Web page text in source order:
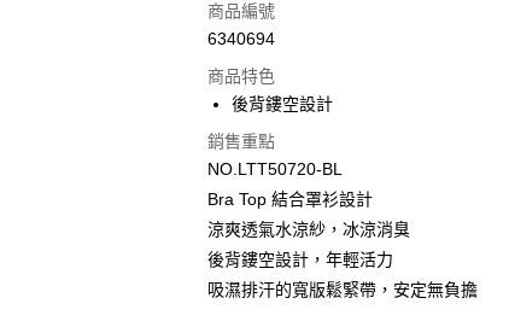
街口支付
ATM付款
全家取貨付款
每筆NT$80，滿NT$1,000(含以上)免運費
付款後全家取貨
商品編號
6340694
商品特色
後背鏤空設計
銷售重點
NO.LTT50720-BL
Bra Top 結合罩衫設計
涼爽透氣水涼紗，冰涼消臭
後背鏤空設計，年輕活力
吸濕排汗的寬版鬆緊帶，安定無負擔